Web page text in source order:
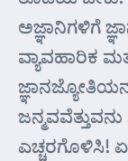
ಅಜ್ಞಾನಿಗಳಿಗೆ
ವ್ಯಾವಹಾರಿಕ
ಎಚ್ಚರಗೊಳಿಸಿ!